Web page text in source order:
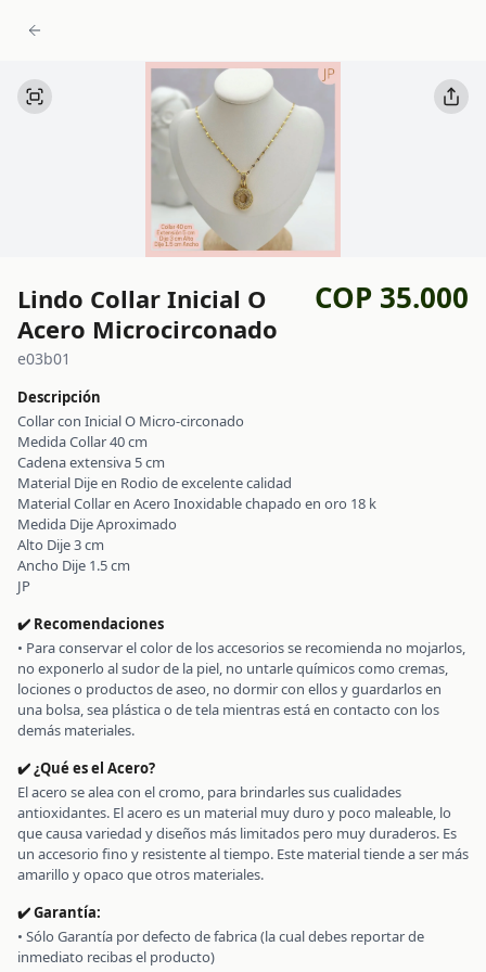
Lindo Collar Inicial O
Acero Microcirconado
COP 35.000
e03b01
Descripción
Collar con Inicial O Micro-circonado
Medida Collar 40 cm
Cadena extensiva 5 cm
Material Dije en Rodio de excelente calidad
Material Collar en Acero Inoxidable chapado en oro 18 k
Medida Dije Aproximado
Alto Dije 3 cm
Ancho Dije 1.5 cm
JP
✔️ Recomendaciones
• Para conservar el color de los accesorios se recomienda no mojarlos,
no exponerlo al sudor de la piel, no untarle químicos como cremas,
lociones o productos de aseo, no dormir con ellos y guardarlos en
una bolsa, sea plástica o de tela mientras está en contacto con los
demás materiales.
✔️ ¿Qué es el Acero?
El acero se alea con el cromo, para brindarles sus cualidades
antioxidantes. El acero es un material muy duro y poco maleable, lo
que causa variedad y diseños más limitados pero muy duraderos. Es
un accesorio fino y resistente al tiempo. Este material tiende a ser más
amarillo y opaco que otros materiales.
✔️ Garantía:
• Sólo Garantía por defecto de fabrica (la cual debes reportar de
inmediato recibas el producto)